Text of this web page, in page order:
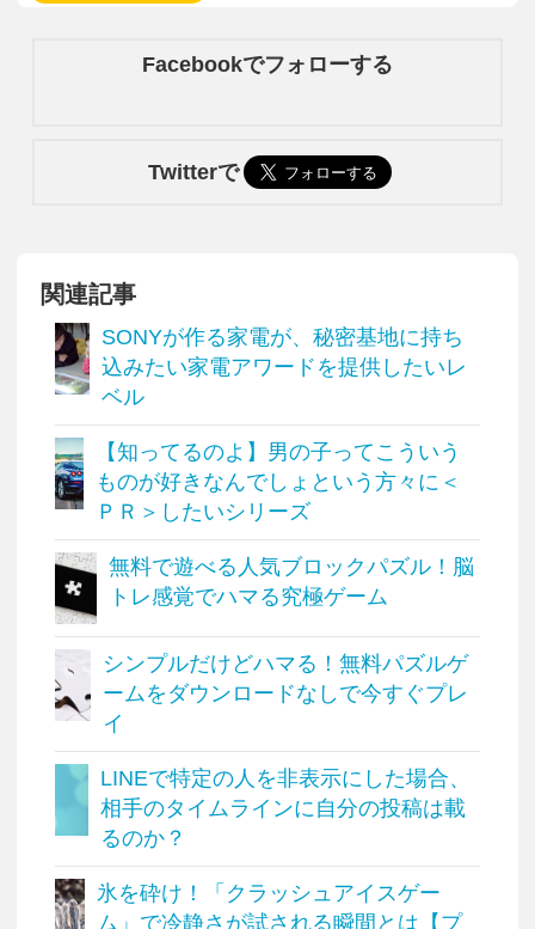
Facebookでフォローする
Twitterで
関連記事
SONYが作る家電が、秘密基地に持ち
込みたい家電アワードを提供したいレ
ベル
【知ってるのよ】男の子ってこういう
ものが好きなんでしょという方々に＜
ＰＲ＞したいシリーズ
無料で遊べる人気ブロックパズル！脳
トレ感覚でハマる究極ゲーム
シンプルだけどハマる！無料パズルゲ
ームをダウンロードなしで今すぐプレ
イ
LINEで特定の人を非表示にした場合、
相手のタイムラインに自分の投稿は載
るのか？
氷を砕け！「クラッシュアイスゲー
ム」で冷静さが試される瞬間とは【プ